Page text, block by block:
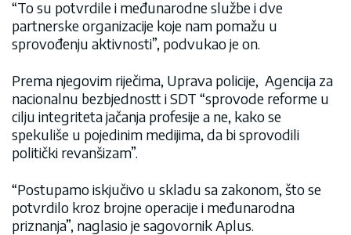
“To su potvrdile i međunarodne službe i dve
partnerske organizacije koje nam pomažu u
sprovođenju aktivnosti”, podvukao je on.
Prema njegovim riječima, Uprava policije, Agencija za
nacionalnu bezbjednostt i SDT “sprovode reforme u
cilju integriteta jačanja profesije a ne, kako se
spekuliše u pojedinim medijima, da bi sprovodili
politički revanšizam”.
“Postupamo iskjučivo u skladu sa zakonom, što se
potvrdilo kroz brojne operacije i međunarodna
priznanja”, naglasio je sagovornik Aplus.